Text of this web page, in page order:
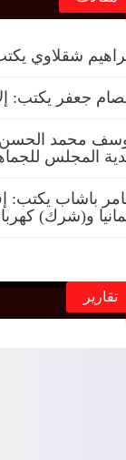
شقلاوي
جعفر يكتب:
محمد الحسن
المجلس
باشاب يكتب:
و(شرك)
تقارير